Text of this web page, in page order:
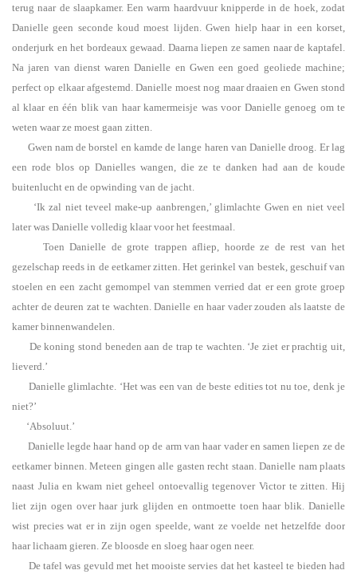
terug naar de slaapkamer. Een warm haardvuur knipperde in de hoek, zodat
Danielle geen seconde koud moest lijden. Gwen hielp haar in een korset,
onderjurk en het bordeaux gewaad. Daarna liepen ze samen naar de kaptafel.
Na jaren van dienst waren Danielle en Gwen een goed geoliede machine;
perfect op elkaar afgestemd. Danielle moest nog maar draaien en Gwen stond
al klaar en één blik van haar kamermeisje was voor Danielle genoeg om te
weten waar ze moest gaan zitten.
Gwen nam de borstel en kamde de lange haren van Danielle droog. Er lag
een rode blos op Danielles wangen, die ze te danken had aan de koude
buitenlucht en de opwinding van de jacht.
‘Ik zal niet teveel make-up aanbrengen,’ glimlachte Gwen en niet veel
later was Danielle volledig klaar voor het feestmaal.
Toen Danielle de grote trappen afliep, hoorde ze de rest van het
gezelschap reeds in de eetkamer zitten. Het gerinkel van bestek, geschuif van
stoelen en een zacht gemompel van stemmen verried dat er een grote groep
achter de deuren zat te wachten. Danielle en haar vader zouden als laatste de
kamer binnenwandelen.
De koning stond beneden aan de trap te wachten. ‘Je ziet er prachtig uit,
lieverd.’
Danielle glimlachte. ‘Het was een van de beste edities tot nu toe, denk je
niet?’
‘Absoluut.’
Danielle legde haar hand op de arm van haar vader en samen liepen ze de
eetkamer binnen. Meteen gingen alle gasten recht staan. Danielle nam plaats
naast Julia en kwam niet geheel ontoevallig tegenover Victor te zitten. Hij
liet zijn ogen over haar jurk glijden en ontmoette toen haar blik. Danielle
wist precies wat er in zijn ogen speelde, want ze voelde net hetzelfde door
haar lichaam gieren. Ze bloosde en sloeg haar ogen neer.
De tafel was gevuld met het mooiste servies dat het kasteel te bieden had